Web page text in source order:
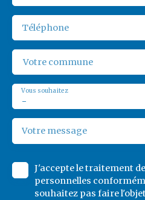
Téléphone
Votre commune
-
Vous souhaitez
Votre message
J'accepte le traitement
personnelles
souhaitez pas faire